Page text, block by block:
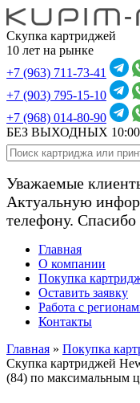
Скупка картриджей
10 лет на рынке
+7 (963) 711-73-41
+7 (903) 795-15-10
+7 (968) 014-80-90
БЕЗ ВЫХОДНЫХ
Уважаемые
Актуальную
телефону.
Главная
О компании
Покупка
Оставить заявку
Работа с
Контакты
Главная » Покупка
Скупка картриджей
(84) по максимальным